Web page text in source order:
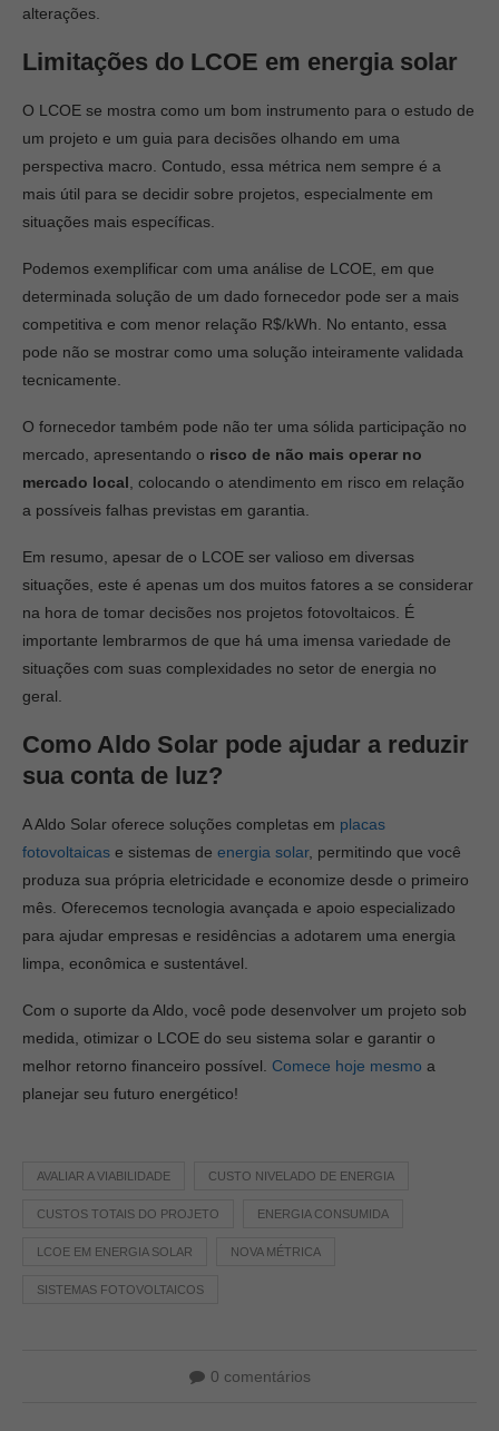
alterações.
Limitações do LCOE em energia solar
O LCOE se mostra como um bom instrumento para o estudo de
um projeto e um guia para decisões olhando em uma
perspectiva macro. Contudo, essa métrica nem sempre é a
mais útil para se decidir sobre projetos, especialmente em
situações mais específicas.
Podemos exemplificar com uma análise de LCOE, em que
determinada solução de um dado fornecedor pode ser a mais
competitiva e com menor relação R$/kWh. No entanto, essa
pode não se mostrar como uma solução inteiramente validada
tecnicamente.
O fornecedor também pode não ter uma sólida participação no
mercado, apresentando o risco de não mais operar no
mercado local , colocando o atendimento em risco em relação
a possíveis falhas previstas em garantia.
Em resumo, apesar de o LCOE ser valioso em diversas
situações, este é apenas um dos muitos fatores a se considerar
na hora de tomar decisões nos projetos fotovoltaicos. É
importante lembrarmos de que há uma imensa variedade de
situações com suas complexidades no setor de energia no
geral.
Como Aldo Solar pode ajudar a reduzir
sua conta de luz?
A Aldo Solar oferece soluções completas em placas
fotovoltaicas e sistemas de energia solar, permitindo que você
produza sua própria eletricidade e economize desde o primeiro
mês. Oferecemos tecnologia avançada e apoio especializado
para ajudar empresas e residências a adotarem uma energia
limpa, econômica e sustentável.
Com o suporte da Aldo, você pode desenvolver um projeto sob
medida, otimizar o LCOE do seu sistema solar e garantir o
melhor retorno financeiro possível. Comece hoje mesmo a
planejar seu futuro energético!
AVALIAR A VIABILIDADE CUSTO NIVELADO DE ENERGIA
CUSTOS TOTAIS DO PROJETO ENERGIA CONSUMIDA
LCOE EM ENERGIA SOLAR NOVA MÉTRICA
SISTEMAS FOTOVOLTAICOS
0 comentários